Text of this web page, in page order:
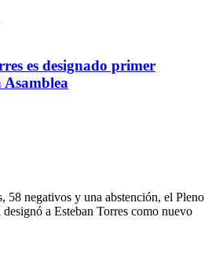
es designado primer
Asamblea
58 negativos y una abstención, el Pleno
a Esteban Torres como nuevo